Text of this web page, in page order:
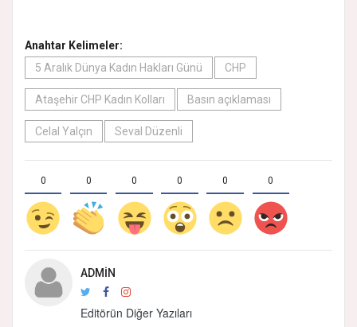
Anahtar Kelimeler:
5 Aralık Dünya Kadın Hakları Günü
CHP
Ataşehir CHP Kadın Kolları Basın açıklaması
Celal Yalçın Seval Düzenli
0 0 0 0 0 0
ADMIN
Editörün Diğer Yazıları